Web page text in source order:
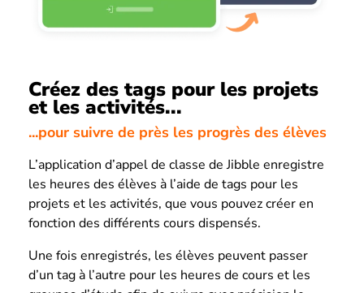
Créez des tags pour les projets
et les activités...
...pour suivre de près les progrès des élèves
L’application d’appel de classe de Jibble enregistre
les heures des élèves à l’aide de tags pour les
projets et les activités, que vous pouvez créer en
fonction des différents cours dispensés.
Une fois enregistrés, les élèves peuvent passer
d’un tag à l’autre pour les heures de cours et les